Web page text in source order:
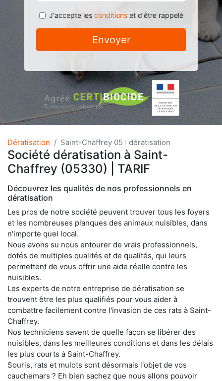
J'accepte les conditionset d'être rappelé
Envoyer
Dératisation Saint-Chaffrey 05 : dératisation
Société dératisation à Saint-
Chaffrey (05330) | TARIF
Découvrez les qualités de nos professionnels en
dératisation
Les pros de notre société peuvent trouver tous les foyers
et les nombreuses planques des animaux nuisibles, dans
n'importe quel local.
Nous avons su nous entourer de vrais professionnels,
dotés de multiples qualités et de qualités, qui leurs
permettent de vous offrir une aide réelle contre les
nuisibles.
Les experts de notre entreprise de dératisation se
trouvent être les plus qualifiés pour vous aider à
combattre facilement contre l'invasion de ces rats à Saint-
Chaffrey.
Nos techniciens savent de quelle façon se libérer des
nuisibles, dans les meilleures conditions et dans les délais
les plus courts à Saint-Chaffrey.
Souris, rats et mulots sont désormais l'objet de vos
cauchemars ? Eh bien sachez que nous allons pouvoir